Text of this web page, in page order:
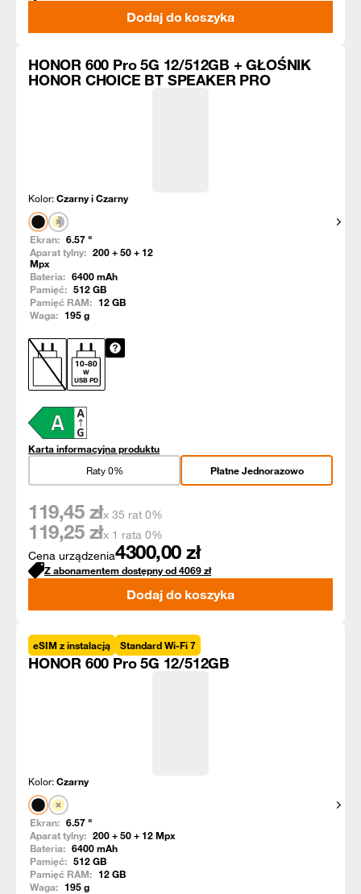
Dodaj do koszyka
HONOR 600 Pro 5G 12/512GB + GŁOŚNIK
HONOR CHOICE BT SPEAKER PRO
Kolor:Czarny i Czarny
Ekran: 6.57 "
Aparat tylny: 200 + 50 + 12
Mpx
Bateria: 6400mAh
Pamięć: 512GB
Pamięć RAM: 12GB
Waga: 195g
10-80
W
USB PD
Karta informacyjna produktu
Płatne Jednorazowo
Raty 0%
Cena urządzenia4300,00 zł
119,45 złx 35 rat 0%
119,25 złx 1 rata 0%
Z abonamentem dostępny od4069zł
Dodaj do koszyka
eSIM z instalacją Standard Wi-Fi 7
HONOR 600 Pro 5G 12/512GB
Kolor:Czarny
Ekran: 6.57 "
Aparat tylny: 200 + 50 + 12Mpx
Bateria: 6400mAh
Pamięć: 512GB
Pamięć RAM: 12GB
Waga: 195g